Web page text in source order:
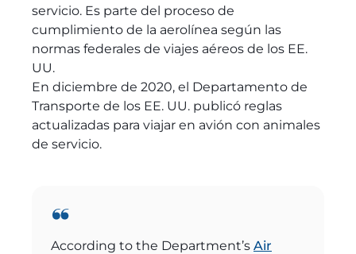
servicio. Es parte del proceso de
cumplimiento de la aerolínea según las
normas federales de viajes aéreos de los EE.
UU.
En diciembre de 2020, el Departamento de
Transporte de los EE. UU. publicó reglas
actualizadas para viajar en avión con animales
de servicio.
According to the Department’s Air